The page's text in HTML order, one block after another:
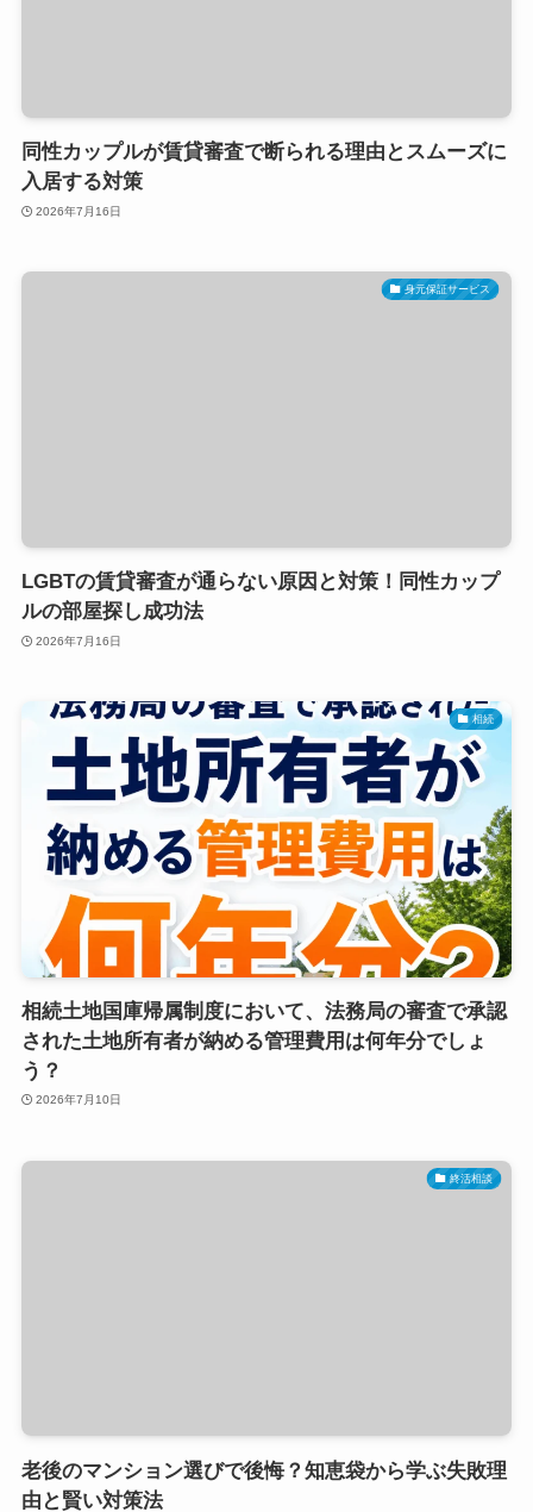
同性カップルが賃貸審査で断られる理由とスムーズに
入居する対策
2026年7月16日
身元保証サービス
LGBTの賃貸審査が通らない原因と対策！同性カップ
ルの部屋探し成功法
2026年7月16日
相続
相続土地国庫帰属制度において、法務局の審査で承認
された土地所有者が納める管理費用は何年分でしょ
う？
2026年7月10日
終活相談
老後のマンション選びで後悔？知恵袋から学ぶ失敗理
由と賢い対策法